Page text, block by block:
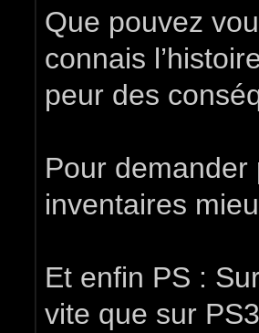
Que pouvez
connais
peur des
Pour
inventaires
Et enfin PS :
vite que sur